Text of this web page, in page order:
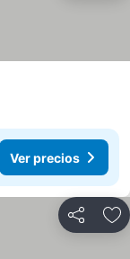
Ver precios
Compartir